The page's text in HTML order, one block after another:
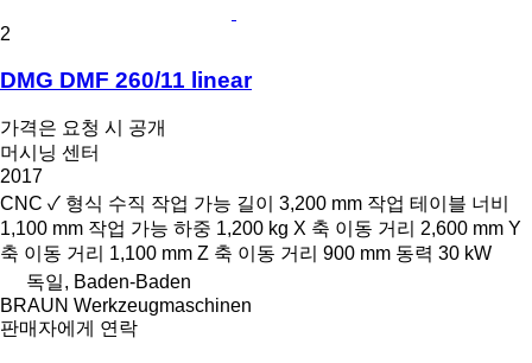
2
DMG DMF 260/11 linear
가격은 요청 시 공개
머시닝 센터
2017
CNC ✓ 형식 수직 작업 가능 길이 3,200 mm 작업 테이블 너비
1,100 mm 작업 가능 하중 1,200 kg X 축 이동 거리 2,600 mm Y
축 이동 거리 1,100 mm Z 축 이동 거리 900 mm 동력 30 kW
독일, Baden-Baden
BRAUN Werkzeugmaschinen
판매자에게 연락